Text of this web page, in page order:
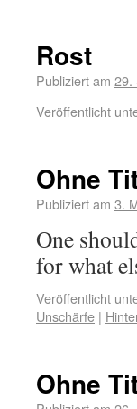
Rost
Publiziert am 29.
Veröffentlicht
Ohne
Publiziert am 3.
One
for what
Veröffentlicht
Unschärfe |
Ohne